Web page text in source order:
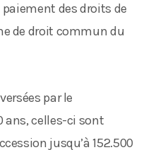
des droits de
de droit commun du
par le
ans, celles-ci sont
jusqu’à 152.500